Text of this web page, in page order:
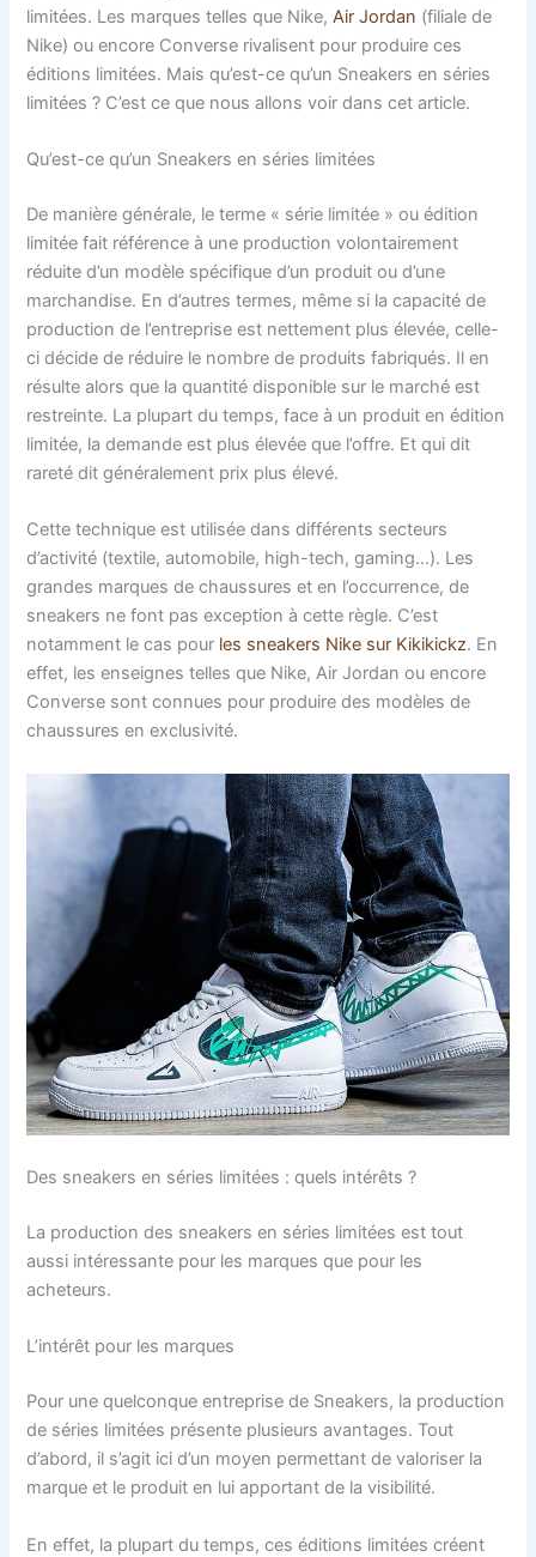
limitées. Les marques telles que Nike,Air Jordan (filiale de
Nike) ou encore Converse rivalisent pour produire ces
éditions limitées. Mais qu’est-ce qu’un Sneakers en séries
limitées ? C’est ce que nous allons voir dans cet article.
Qu’est-ce qu’un Sneakers en séries limitées
De manière générale, le terme « série limitée » ou édition
limitée fait référence à une production volontairement
réduite d’un modèle spécifique d’un produit ou d’une
marchandise. En d’autres termes, même si la capacité de
production de l’entreprise est nettement plus élevée, celle-
ci décide de réduire le nombre de produits fabriqués. Il en
résulte alors que la quantité disponible sur le marché est
restreinte. La plupart du temps, face à un produit en édition
limitée, la demande est plus élevée que l’offre. Et qui dit
rareté dit généralement prix plus élevé.
Cette technique est utilisée dans différents secteurs
d’activité (textile, automobile, high-tech, gaming…). Les
grandes marques de chaussures et en l’occurrence, de
sneakers ne font pas exception à cette règle. C’est
notamment le cas pour les sneakers Nike sur Kikikickz. En
effet, les enseignes telles que Nike, Air Jordan ou encore
Converse sont connues pour produire des modèles de
chaussures en exclusivité.
Des sneakers en séries limitées : quels intérêts ?
La production des sneakers en séries limitées est tout
aussi intéressante pour les marques que pour les
acheteurs.
L’intérêt pour les marques
Pour une quelconque entreprise de Sneakers, la production
de séries limitées présente plusieurs avantages. Tout
d’abord, il s’agit ici d’un moyen permettant de valoriser la
marque et le produit en lui apportant de la visibilité.
En effet, la plupart du temps, ces éditions limitées créent